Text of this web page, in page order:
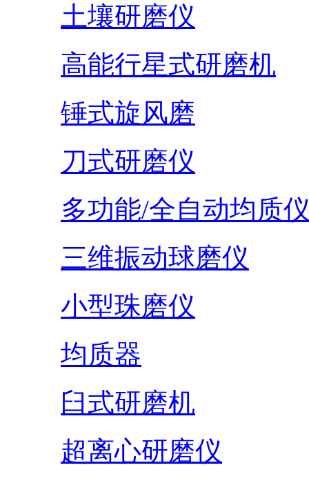
土壤研磨仪
高能行星式研磨机
锤式旋风磨
刀式研磨仪
多功能/全自动均质
三维振动球磨仪
小型珠磨仪
均质器
臼式研磨机
超离心研磨仪